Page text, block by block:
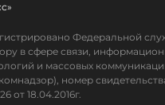
Федеральной
в сфере связи,
и массовых
номер
от 18.04.2016г.